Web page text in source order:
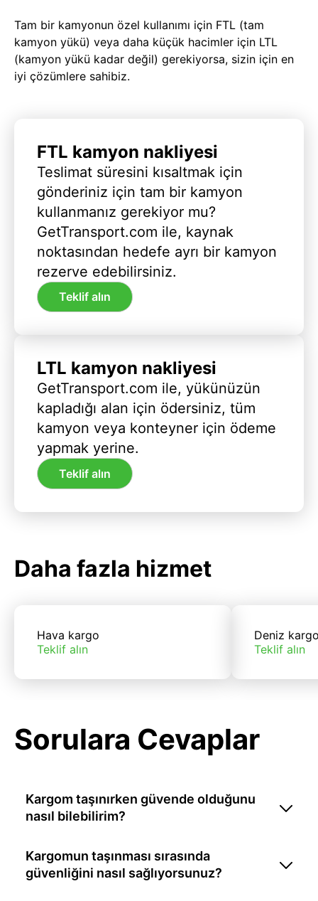
Tam bir kamyonun özel kullanımı için FTL (tam
kamyon yükü) veya daha küçük hacimler için LTL
(kamyon yükü kadar değil) gerekiyorsa, sizin için en
iyi çözümlere sahibiz.
FTL kamyon nakliyesi
Teslimat süresini kısaltmak için
gönderiniz için tam bir kamyon
kullanmanız gerekiyor mu?
GetTransport.com ile, kaynak
noktasından hedefe ayrı bir kamyon
rezerve edebilirsiniz.
Teklif alın
LTL kamyon nakliyesi
GetTransport.com ile, yükünüzün
kapladığı alan için ödersiniz, tüm
kamyon veya konteyner için ödeme
yapmak yerine.
Teklif alın
Daha fazla hizmet
Hava kargo
Teklif alın
Deniz
Teklif alın
Sorulara Cevaplar
Kargom taşınırken güvende olduğunu
nasıl bilebilirim?
Kargomun taşınması sırasında
güvenliğini nasıl sağlıyorsunuz?